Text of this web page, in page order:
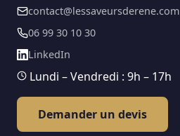
contact@lessaveursderene.com
06 99 30 10 30
LinkedIn
Lundi – Vendredi : 9h – 17h
Demander un devis